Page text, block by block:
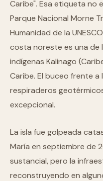
Caribe". Esa etiqueta no
Parque Nacional Morne
Humanidad de la
costa noreste es una de
indígenas Kalinago
Caribe. El buceo frente a
respiraderos
excepcional.
La isla fue golpeada
María en septiembre de
sustancial, pero la
reconstruyendo en